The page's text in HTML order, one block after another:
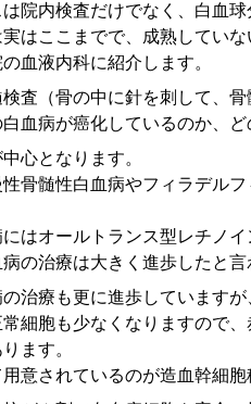
院内検査だけでなく、白血
はここまでで、成熟してい
血液内科に紹介します。
査（骨の中に針を刺して、
血病が癌化しているのか、
心となります。
骨髄性白血病やフィラデル
はオールトランス型レチノ
の治療は大きく進歩したと言
治療も更に進歩しています
細胞も少なくなりますので
ます。
意されているのが造血幹細胞